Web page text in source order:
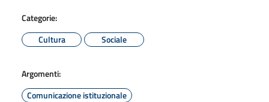
Categorie:
Cultura
Sociale
Argomenti:
Comunicazione istituzionale